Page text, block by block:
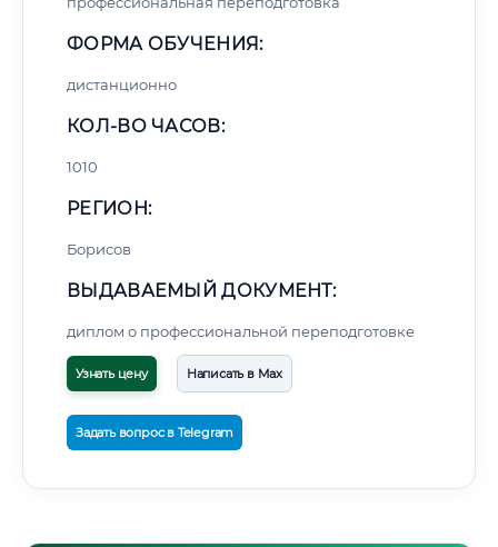
ФОРМА ОБУЧЕНИЯ:
дистанционно
КОЛ-ВО ЧАСОВ:
1010
РЕГИОН:
Борисов
ВЫДАВАЕМЫЙ ДОКУМЕНТ:
диплом о профессиональной переподготовке
Узнать цену Написать в Max
Задать вопрос в Telegram